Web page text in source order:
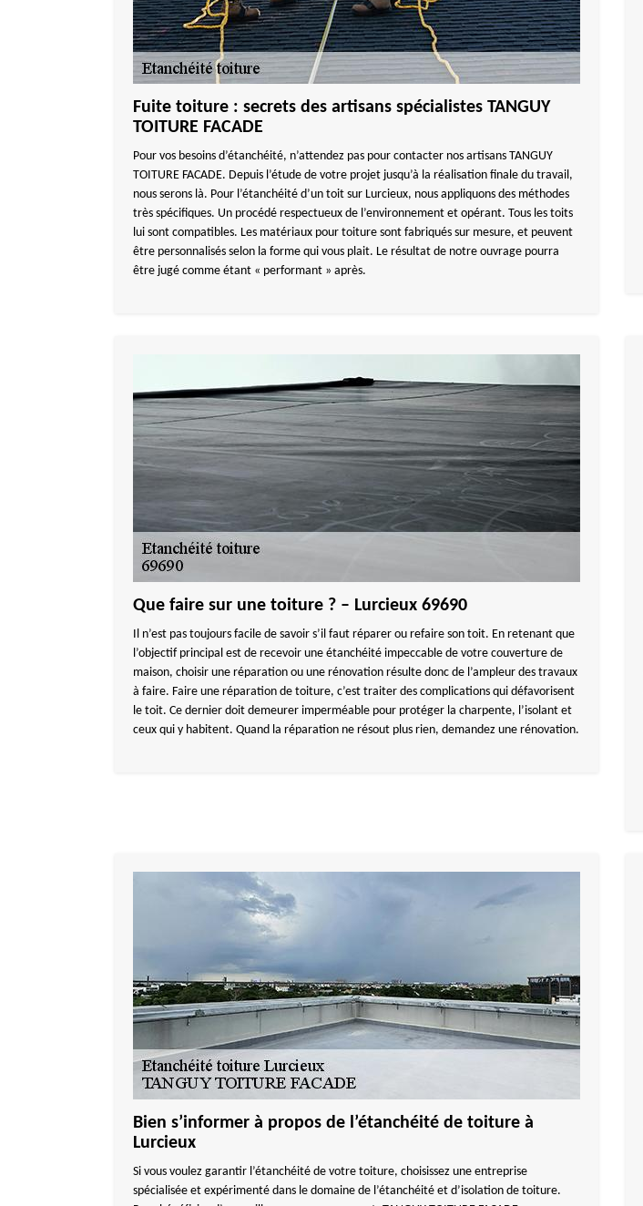
Fuite toiture : secrets des artisans spécialistes TANGUY
TOITURE FACADE
Pour vos besoins d’étanchéité, n’attendez pas pour contacter nos artisans TANGUY
TOITURE FACADE. Depuis l’étude de votre projet jusqu’à la réalisation finale du travail,
nous serons là. Pour l’étanchéité d’un toit sur Lurcieux, nous appliquons des méthodes
très spécifiques. Un procédé respectueux de l’environnement et opérant. Tous les toits
lui sont compatibles. Les matériaux pour toiture sont fabriqués sur mesure, et peuvent
être personnalisés selon la forme qui vous plait. Le résultat de notre ouvrage pourra
être jugé comme étant « performant » après.
Que faire sur une toiture ? – Lurcieux 69690
Il n’est pas toujours facile de savoir s’il faut réparer ou refaire son toit. En retenant que
l’objectif principal est de recevoir une étanchéité impeccable de votre couverture de
maison, choisir une réparation ou une rénovation résulte donc de l’ampleur des travaux
à faire. Faire une réparation de toiture, c’est traiter des complications qui défavorisent
le toit. Ce dernier doit demeurer imperméable pour protéger la charpente, l’isolant et
ceux qui y habitent. Quand la réparation ne résout plus rien, demandez une rénovation.
Bien s’informer à propos de l’étanchéité de toiture à
Lurcieux
Si vous voulez garantir l’étanchéité de votre toiture, choisissez une entreprise
spécialisée et expérimenté dans le domaine de l’étanchéité et d’isolation de toiture.